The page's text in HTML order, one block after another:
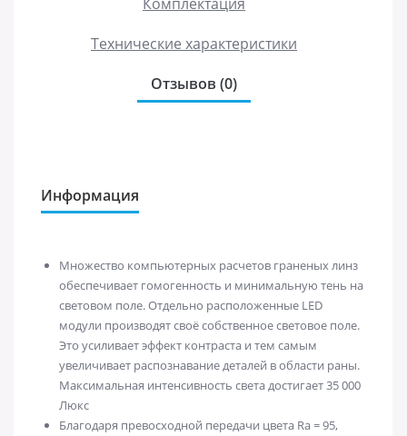
Технические характеристики
Отзывов (0)
Информация
Множество компьютерных расчетов граненых линз
обеспечивает гомогенность и минимальную тень на
световом поле. Отдельно расположенные LED
модули производят своё собственное световое поле.
Это усиливает эффект контраста и тем самым
увеличивает распознавание деталей в области раны.
Максимальная интенсивность света достигает 35 000
Люкс
Благодаря превосходной передачи цвета Ra= 95,